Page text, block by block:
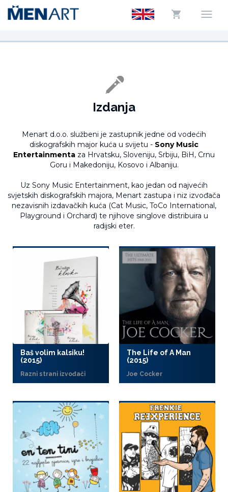
Izdanja
Menart d.o.o. službeni je zastupnik jedne od vodećih
diskografskih major kuća u svijetu - Sony Music
Entertainmenta za Hrvatsku, Sloveniju, Srbiju, BiH, Crnu
Goru i Makedoniju, Kosovo i Albaniju.
Uz Sony Music Entertainment, kao jedan od najvećih
svjetskih diskografskih majora, Menart zastupa i niz izvođača
nezavisnih izdavačkih kuća (Cat Music, ToCo International,
Playground i Orchard) te njihove singlove distribuira u
radijski eter.
Baš volim kalsiku!
(2015)
Razni strani izvođači
The Life of A Man
(2015)
Joe Cocker